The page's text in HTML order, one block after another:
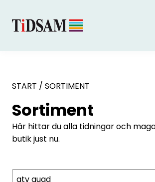
START / SORTIMENT
Sortiment
Här hittar du alla tidningar och
butik just nu.
Sök